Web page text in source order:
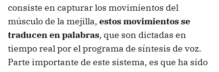
consiste en capturar los movimientos del
músculo de la mejilla, estos movimientos se
traducen en palabras, que son dictadas en
tiempo real por el programa de síntesis de voz.
Parte importante de este sistema, es que ha sido